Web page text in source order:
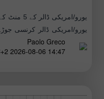
یورو/امریکی ڈالر کرنسی
پیش قدمی جاری رکھی اور 1.1536–1.1542
Paolo Greco
14:47 2026-08-06 UTC+2